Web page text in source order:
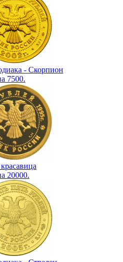
- Скорпион
7500.
20000.